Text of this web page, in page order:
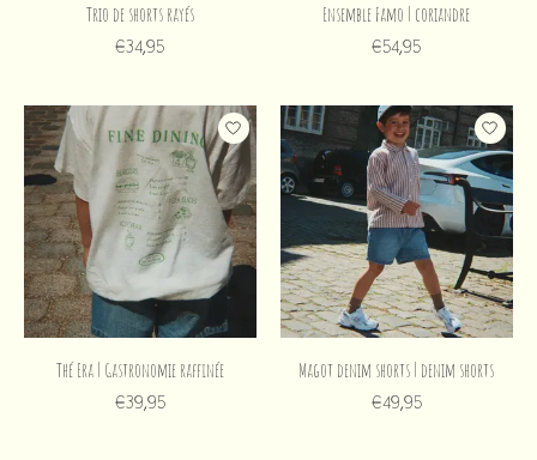
Trio de shorts rayés
€34,95
Ensemble Famo | coriandre
€54,95
Thé Era | Gastronomie raffinée
€39,95
Magot denim shorts | denim shorts
€49,95